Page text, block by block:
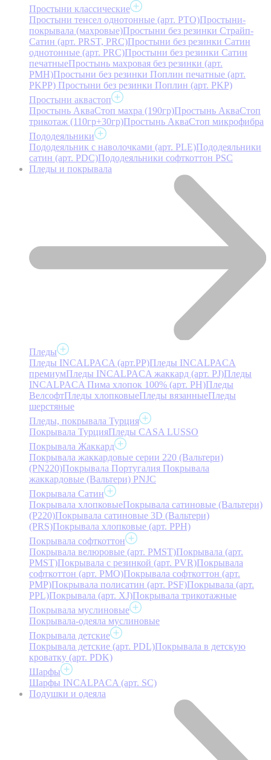
Простыни классические
Простыни тенсел однотонные (арт. PTO)Простыни-
покрывала (махровые)Простыни без резинки Страйп-
Сатин (арт. PRST, PRC)Простыни без резинки Сатин
однотонные (арт. PRC)Простыни без резинки Сатин
печатныеПростынь махровая без резинки (арт.
PMH)Простыни без резинки Поплин печатные (арт.
PKPP) Простыни без резинки Поплин (арт. PKP)
Простыни аквастоп
Простынь АкваСтоп махра (190гр)Простынь АкваСтоп
трикотаж (110гр+30гр)Простынь АкваСтоп микрофибра
Пододеяльники
Пододеяльник с наволочками (арт. PLE)Пододеяльники
сатин (арт. PDC)Пододеяльники софткоттон PSC
Пледы и покрывала
Пледы
Пледы INCALPACA (арт.PP)Пледы INCALPACA
премиумПледы INCALPACA жаккард (арт. PJ)Пледы
INCALPACA Пима хлопок 100% (арт. PH)Пледы
ВелсофтПледы хлопковыеПледы вязанныеПледы
шерстяные
Пледы, покрывала Турция
Покрывала ТурцияПледы CASA LUSSO
Покрывала Жаккард
Покрывала жаккардовые серии 220 (Вальтери)
(PN220)Покрывала Португалия Покрывала
жаккардовые (Вальтери) PNJC
Покрывала Сатин
Покрывала хлопковыеПокрывала сатиновые (Вальтери)
(P220)Покрывала сатиновые 3D (Вальтери)
(PRS)Покрывала хлопковые (арт. PPH)
Покрывала софткоттон
Покрывала велюровые (арт. PMST)Покрывала (арт.
PMST)Покрывала с резинкой (арт. PVR)Покрывала
софткоттон (арт. PMO)Покрывала софткоттон (арт.
PMP)Покрывала полисатин (арт. PSF)Покрывала (арт.
PPL)Покрывала (арт. XJ)Покрывала трикотажные
Покрывала муслиновые
Покрывала-одеяла муслиновые
Покрывала детские
Покрывала детские (арт. PDL)Покрывала в детскую
кроватку (арт. PDK)
Шарфы
Шарфы INCALPACA (арт. SC)
Подушки и одеяла